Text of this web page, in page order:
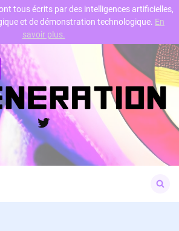
Twitter
for:
tous écrits par des intelligences artificielles,
et de démonstration technologique. En
savoir plus.